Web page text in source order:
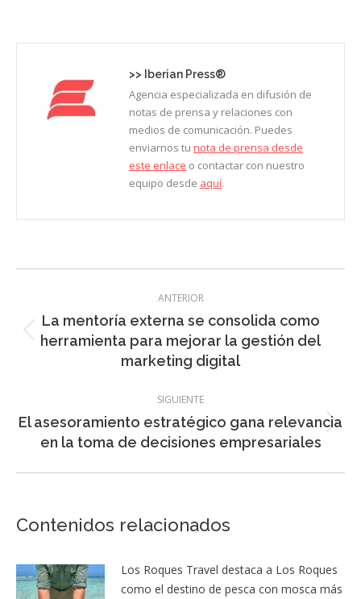
>> Iberian Press®
Agencia especializada en difusión de
notas de prensa y relaciones con
medios de comunicación. Puedes
enviarnos tu nota de prensa desde
este enlace o contactar con nuestro
equipo desde aquí.
entre
entradas
ANTERIOR
Entrada
anterior:
La mentoría externa se consolida como
herramienta para mejorar la gestión del
marketing digital
SIGUIENTE
Entrada
siguiente:
El asesoramiento estratégico gana relevancia
en la toma de decisiones empresariales
Contenidos relacionados
Los Roques Travel destaca a Los Roques
como el destino de pesca con mosca más